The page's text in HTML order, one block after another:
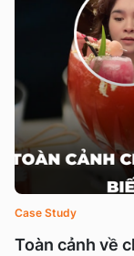
Toàn cảnh về
Case Study